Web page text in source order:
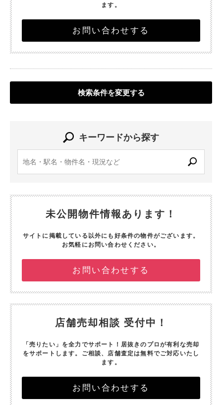
ます。
お問い合わせする
検索条件を変更する
キーワードから探す
未公開物件情報あります！
サイトに掲載している以外にも好条件の物件がございます。
お気軽にお問い合わせください。
お問い合わせする
店舗売却相談 受付中！
「売りたい」を全力でサポート！ 居抜きのプロが有利な売却
をサポートします。 ご相談、店舗査定は無料でご対応いたし
ます。
お問い合わせする